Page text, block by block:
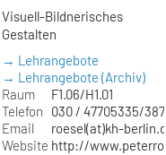
Visuell-Bildnerisches
Gestalten
→ Lehrangebote
→ Lehrangebote (Archiv)
Raum
F1.06/H1.01
Telefon
030 / 47705335/387
Email
roesel(at)kh-
Website http://